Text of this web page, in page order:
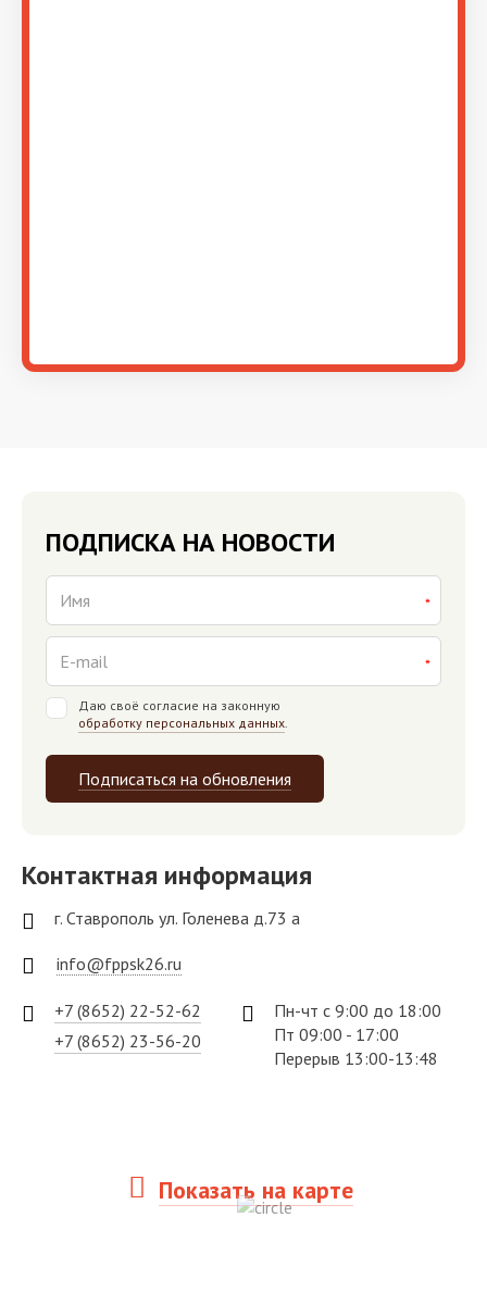
ПОДПИСКА НА НОВОСТИ
Даю своё согласие на законную
обработку персональных данных
Подписаться на обновления
Контактная информация
г. Ставрополь ул. Голенева д.73 а
info@fppsk26.ru
+7 (8652) 22-52-62
+7 (8652) 23-56-20
Пн-чт с 9:00 до 18:00
Пт 09:00 - 17:00
Перерыв 13:00-13:48
Показать на карте